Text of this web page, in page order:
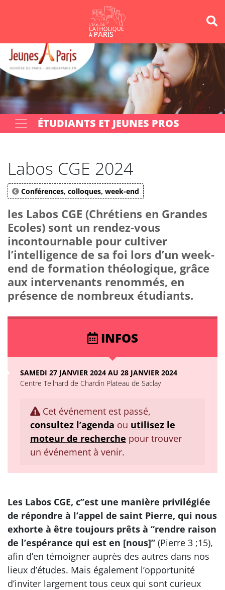
Votre recherche OK
ÉTUDIANTS ET JEUNES PROS
Labos CGE 2024
Conférences, colloques, week-end
les Labos CGE (Chrétiens en Grandes
Ecoles) sont un rendez-vous
incontournable pour cultiver
l’intelligence de sa foi lors d’un week-
end de formation théologique, grâce
aux intervenants renommés, en
présence de nombreux étudiants.
INFOS
SAMEDI 27 JANVIER 2024 AU 28 JANVIER 2024
Centre Teilhard de Chardin Plateau de Saclay
Cet événement est passé,
consultez l’agenda ou utilisez le
moteur de recherche pour trouver
un événement à venir.
Les Labos CGE, c’’est une manière privilégiée
de répondre à l’appel de saint Pierre, qui nous
exhorte à être toujours prêts à “rendre raison
de l’espérance qui est en [nous]” (Pierre 3 ;15),
afin d’en témoigner auprès des autres dans nos
lieux d’études. Mais également l’opportunité
d’inviter largement tous ceux qui sont curieux
Panneau de gestion des cookies